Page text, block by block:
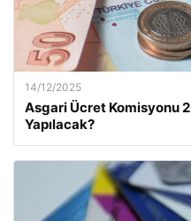
14/12/2025
Asgari Ücret Komisyonu
Yapılacak?